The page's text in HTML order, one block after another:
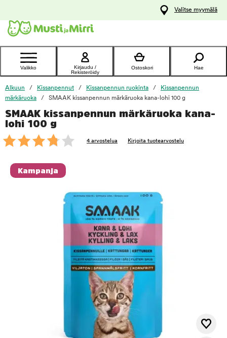
Ota yhteyttä
asiakaspalveluun
Valitse myymälä
Valikko
Kirjaudu /
Rekisteröidy
Ostoskori Hae
Alkuun Kissanpennut Kissanpennun ruokinta
Kissanpennun
märkäruoka
SMAAK kissanpennun märkäruoka kana-lohi 100 g
SMAAK kissanpennun märkäruoka kana-
lohi 100 g
4 arvostelua Kirjoita tuotearvostelu
Kampanja
foo